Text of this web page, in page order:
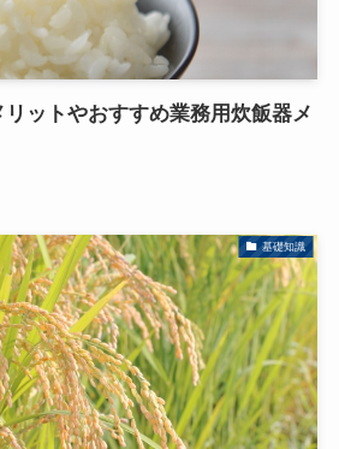
ットやおすすめ業務用炊飯器メ
基礎知識